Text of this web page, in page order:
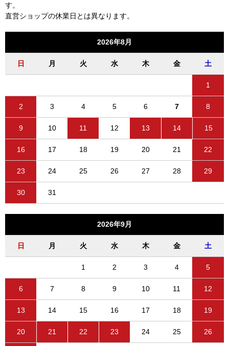
す。
直営ショップの休業日とは異なります。
2026年8月
日 月 火 水 木 金 土
1
2 3 4 5 6 7 8
9 10 11 12 13 14 15
16 17 18 19 20 21 22
23 24 25 26 27 28 29
30 31
2026年9月
日 月 火 水 木 金 土
1 2 3 4 5
6 7 8 9 10 11 12
13 14 15 16 17 18 19
20 21 22 23 24 25 26